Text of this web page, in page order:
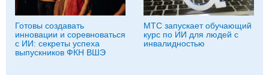
Готовы создавать
инновации и соревноваться
с ИИ: секреты успеха
выпускников ФКН ВШЭ
МТС запускает обучающий
курс по ИИ для людей с
инвалидностью